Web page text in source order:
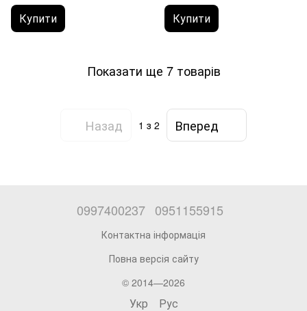
Купити Купити
Показати ще 7 товарів
Назад 1 з 2 Вперед
0997400237 0951155915
Контактна інформація
Повна версія сайту
© 2014—2026
Укр Рус